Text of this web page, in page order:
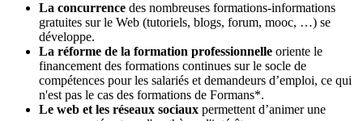
La concurrence des nombreuses formations-informations
gratuites sur le Web (tutoriels, blogs, forum, mooc, …) se
développe.
La réforme de la formation professionnelle oriente le
financement des formations continues sur le socle de
compétences pour les salariés et demandeurs d’emploi, ce qui
n'est pas le cas des formations de Formans*.
Le web et les réseaux sociaux permettent d’animer une